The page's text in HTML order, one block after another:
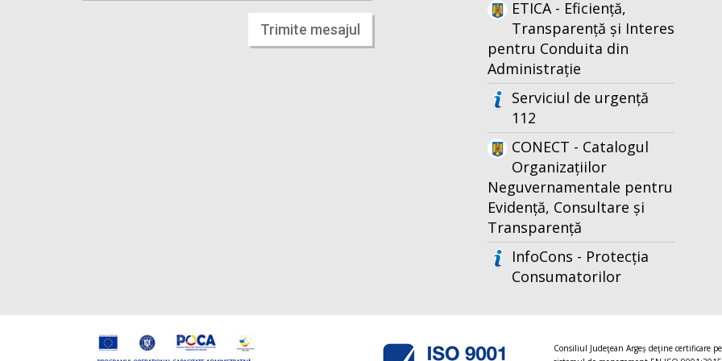
Trimite mesajul
ETICA - Eficiență,
Transparență și Interes
pentru Conduita din
Administrație
Serviciul de urgență
112
CONECT - Catalogul
Organizațiilor
Neguvernamentale pentru
Evidență, Consultare și
Transparență
InfoCons - Protecția
Consumatorilor
Consiliul Judeţean Argeș deţine certificare